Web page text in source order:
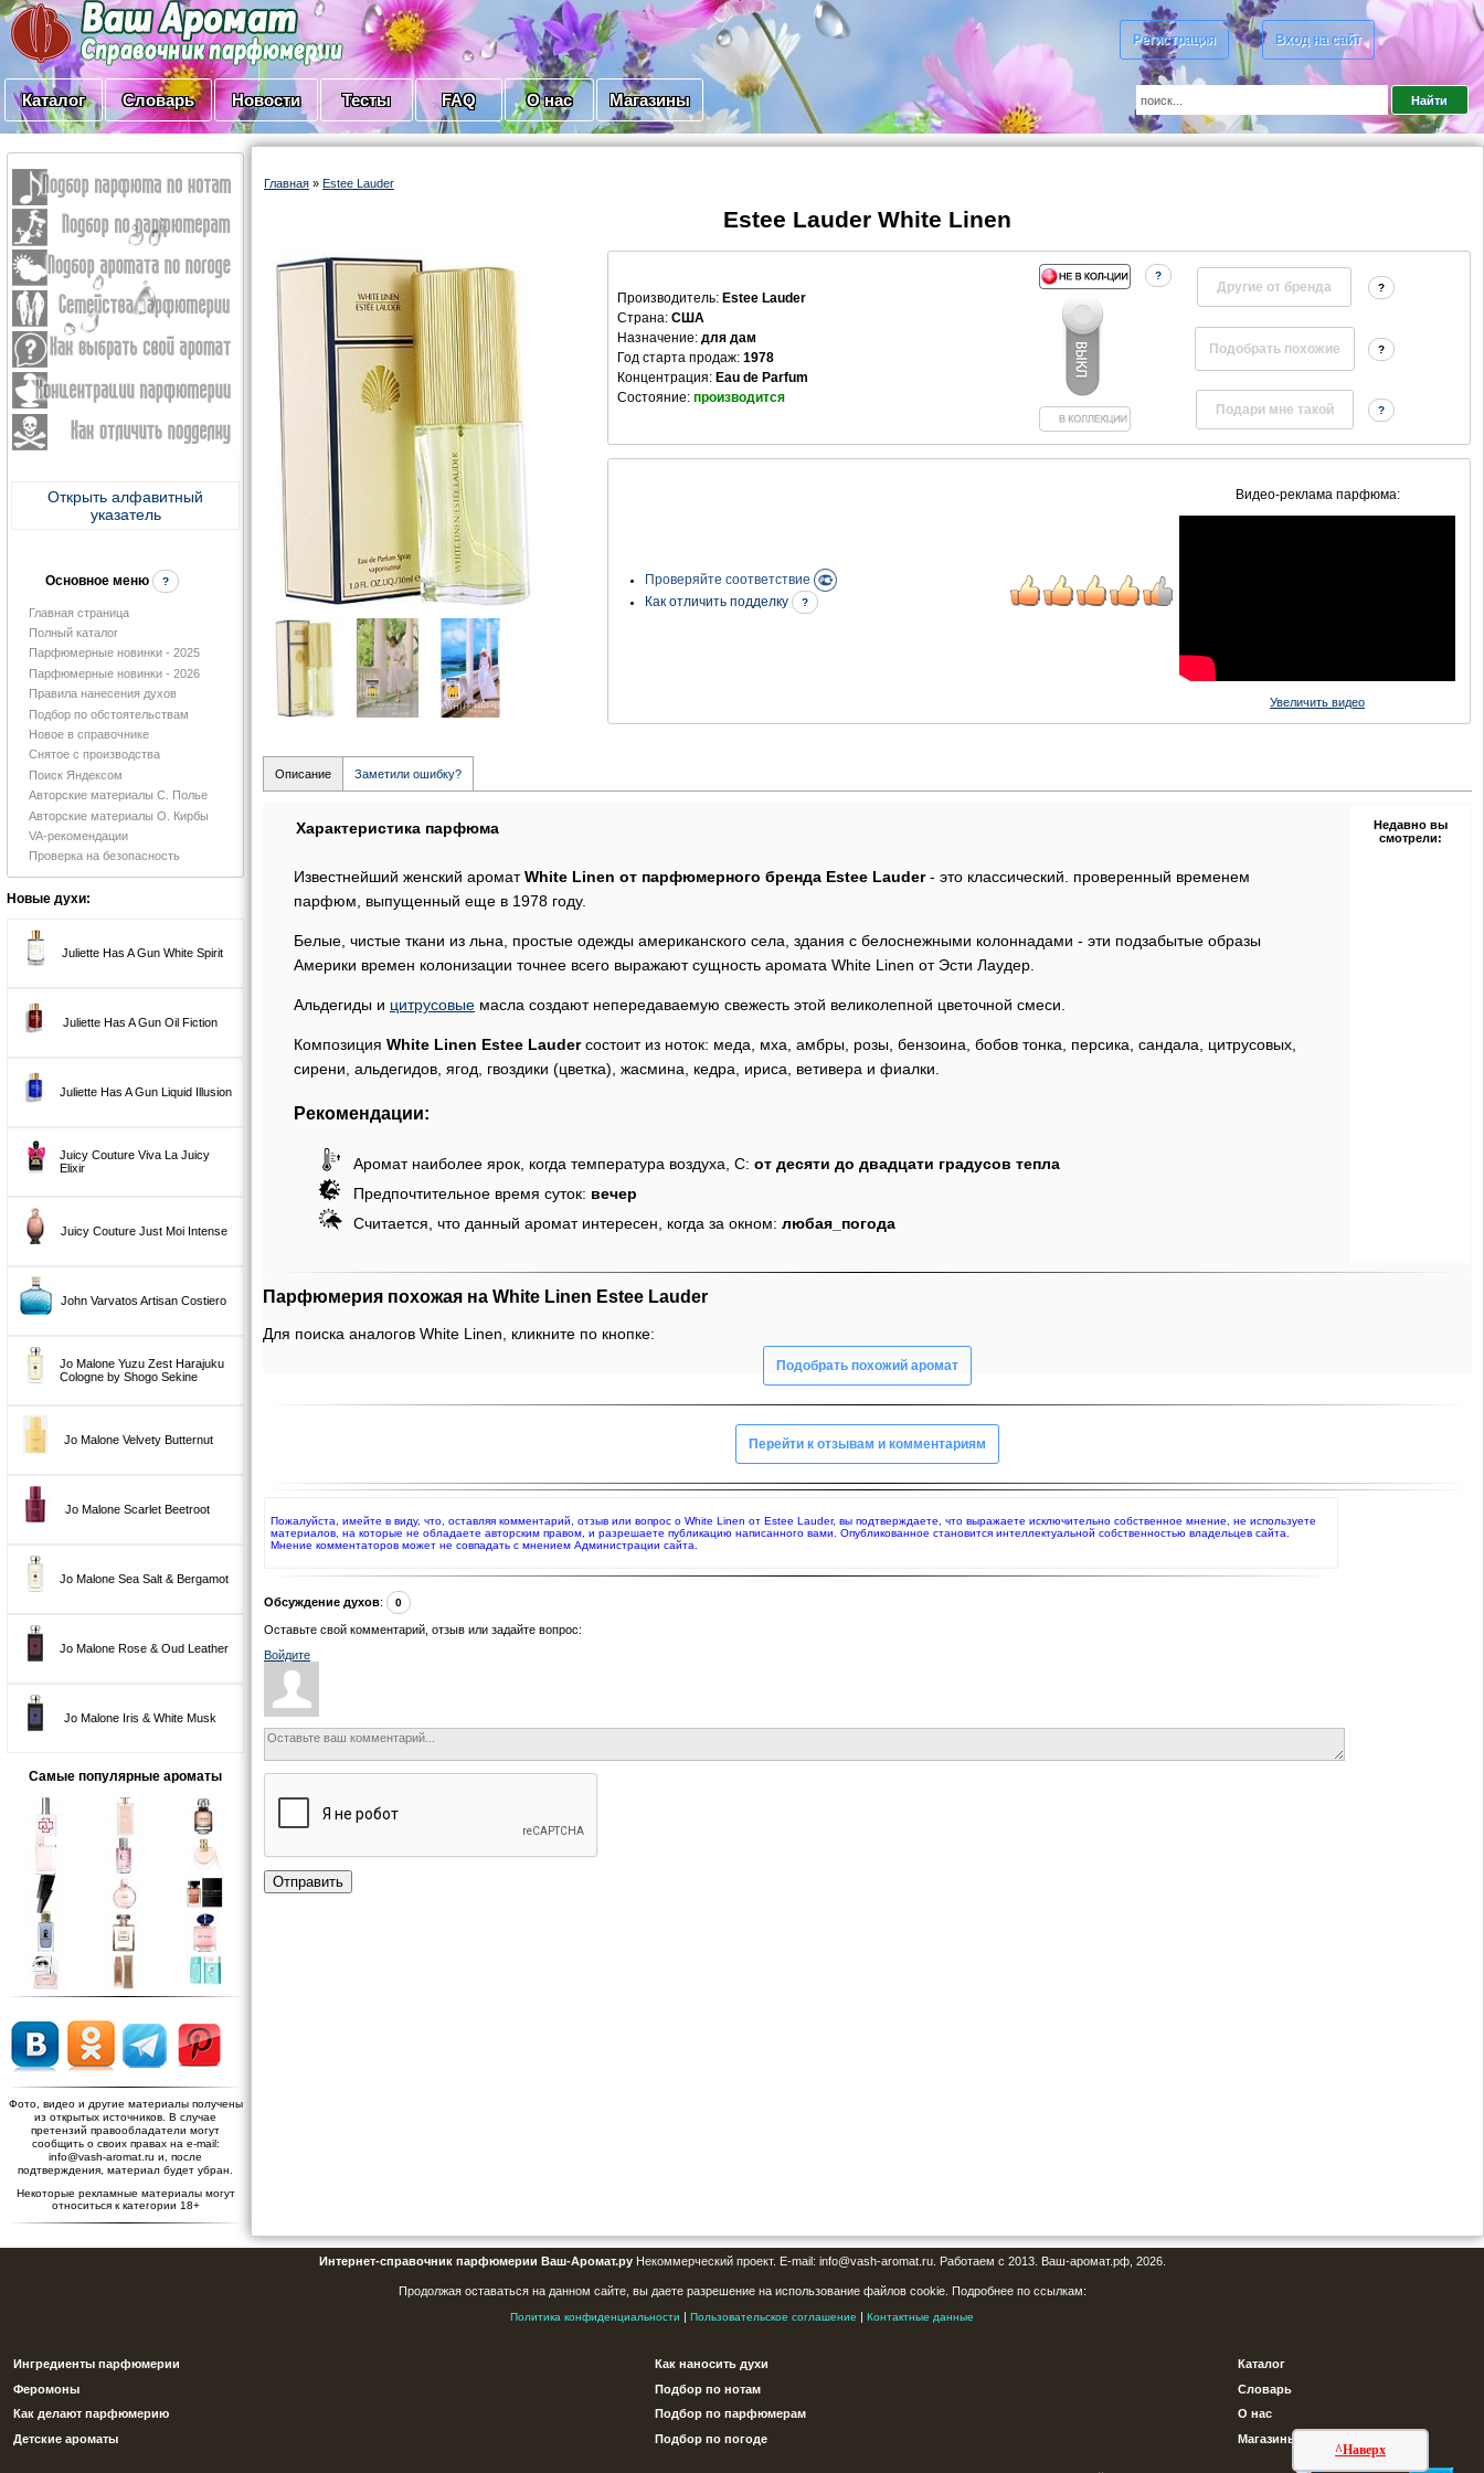
Регистрация Вход на сайт
Каталог Словарь Новости Тесты FAQ О нас Магазины
Открыть алфавитный
указатель
Основное меню ?
Главная страница
Полный каталог
Парфюмерные новинки - 2025
Парфюмерные новинки - 2026
Правила нанесения духов
Подбор по обстоятельствам
Новое в справочнике
Снятое с производства
Поиск Яндексом
Авторские материалы С. Полье
Авторские материалы О. Кирбы
VA-рекомендации
Проверка на безопасность
Новые духи:
Juliette Has A Gun White Spirit
Juliette Has A Gun Oil Fiction
Juliette Has A Gun Liquid Illusion
Juicy Couture Viva La Juicy
Elixir
Juicy Couture Just Moi Intense
John Varvatos Artisan Costiero
Jo Malone Yuzu Zest Harajuku
Cologne by Shogo Sekine
Jo Malone Velvety Butternut
Jo Malone Scarlet Beetroot
Jo Malone Sea Salt & Bergamot
Jo Malone Rose & Oud Leather
Jo Malone Iris & White Musk
Самые популярные ароматы
Фото, видео и другие материалы получены
из открытых источников. В случае
претензий правообладатели могут
сообщить о своих правах на e-mail:
info@vash-aromat.ru и, после
подтверждения, материал будет убран.
Некоторые рекламные материалы могут
относиться к категории 18+
Главная » Estee Lauder
Estee Lauder White Linen
Производитель: Estee Lauder
Страна: США
Назначение: для дам
Год старта продаж: 1978
Концентрация: Eau de Parfum
Состояние: производится
?
Другие от бренда ?
?
?
Проверяйте соответствие
Как отличить подделку
?
Видео-реклама парфюма:
Увеличить видео
Описание Заметили ошибку?
Характеристика парфюма
Известнейший женский ароматWhite Linen от парфюмерного бренда Estee Lauder- это классический. проверенный временем
парфюм, выпущенный еще в 1978 году.
Белые, чистые ткани из льна, простые одежды американского села, здания с белоснежными колоннадами - эти подзабытые образы
Америки времен колонизации точнее всего выражают сущность аромата White Linen от Эсти Лаудер.
Альдегиды и цитрусовые масла создают непередаваемую свежесть этой великолепной цветочной смеси.
Композиция White Linen Estee Lauderсостоит из ноток: меда, мха, амбры, розы, бензоина, бобов тонка, персика, сандала, цитрусовых,
сирени, альдегидов, ягод, гвоздики (цветка), жасмина, кедра, ириса, ветивера и фиалки.
Рекомендации:
Аромат наиболее ярок, когда температура воздуха, С: от десяти до двадцати градусов тепла
Предпочтительное время суток: вечер
Считается, что данный аромат интересен, когда за окном: любая_погода
Недавно вы
смотрели:
Парфюмерия похожая на White Linen Estee Lauder
Для поиска аналогов White Linen, кликните по кнопке:
Подобрать похожий аромат
Перейти к отзывам и комментариям
Пожалуйста, имейте в виду, что, оставляя комментарий, отзыв или вопрос о White Linen от Estee Lauder, вы подтверждаете, что выражаете исключительно собственное мнение, не используете
материалов, на которые не обладаете авторским правом, и разрешаете публикацию написанного вами. Опубликованное становится интеллектуальной собственностью владельцев сайта.
Мнение комментаторов может не совпадать с мнением Администрации сайта.
Обсуждение духов: 0
Оставьте свой комментарий, отзыв или задайте вопрос:
Войдите
Отправить
^Наверх
Интернет-справочник парфюмерии Ваш-Аромат.руНекоммерческий проект. E-mail: info@vash-aromat.ru. Работаем с 2013. Ваш-аромат.рф, 2026.
Продолжая оставаться на данном сайте, вы даете разрешение на использование файлов cookie. Подробнее по ссылкам:
Политика конфиденциальности | Пользовательское соглашение | Контактные данные
Ингредиенты парфюмерии
Феромоны
Как делают парфюмерию
Детские ароматы
Как наносить духи
Подбор по нотам
Подбор по парфюмерам
Подбор по погоде
Каталог
Словарь
О нас
Магазины